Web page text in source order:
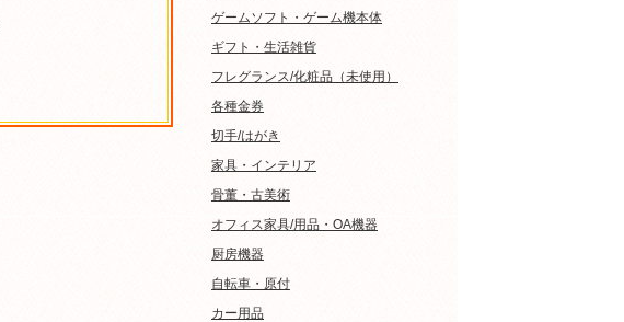
ゲームソフト・ゲーム機本体
ギフト・生活雑貨
フレグランス/化粧品（未使用）
各種金券
切手/はがき
家具・インテリア
骨董・古美術
オフィス家具/用品・OA機器
厨房機器
自転車・原付
カー用品